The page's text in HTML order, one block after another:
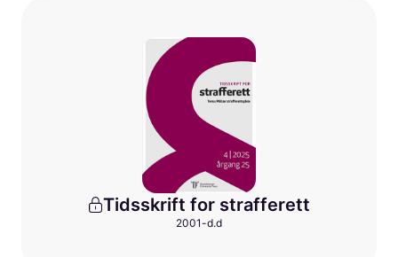
Tidsskrift for strafferett
2001-d.d